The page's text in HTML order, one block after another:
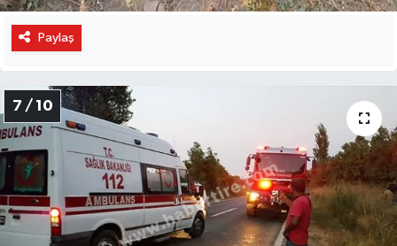
Paylaş
7 / 10